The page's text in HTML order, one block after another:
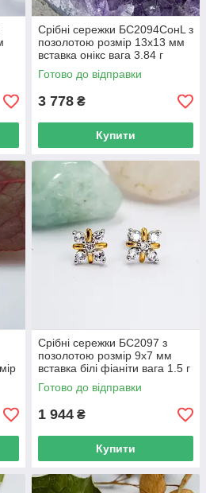
Срібні сережки БС2094СонL з
позолотою розмір 13х13 мм
вставка онікс вага 3.84 г
Готово до відправки
3 778 ₴
Купити
Срібні сережки БС2097 з
позолотою розмір 9х7 мм
вставка білі фіаніти вага 1.5 г
Готово до відправки
1 944 ₴
Купити